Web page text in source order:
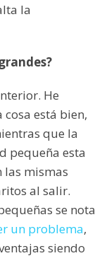
la
He
está bien,
que la
pequeña esta
las mismas
al salir.
se nota
un problema,
siendo